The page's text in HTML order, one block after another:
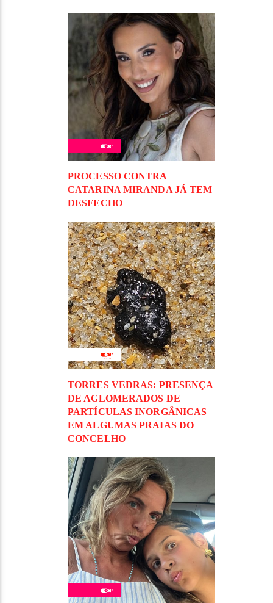
PROCESSO CONTRA
CATARINA MIRANDA JÁ TEM
DESFECHO
TORRES VEDRAS: PRESENÇA
DE AGLOMERADOS DE
PARTÍCULAS INORGÂNICAS
EM ALGUMAS PRAIAS DO
CONCELHO